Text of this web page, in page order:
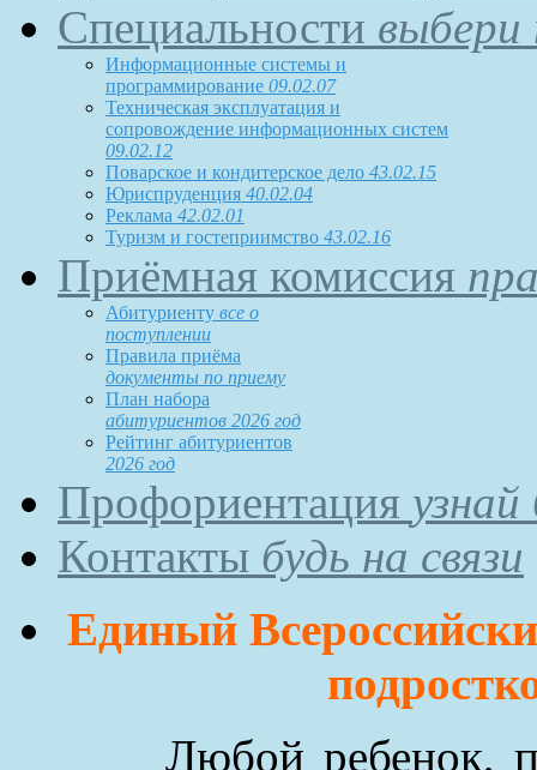
Специальности выбери
Информационные системы и
программирование 09.02.07
Техническая эксплуатация и
сопровождение информационных систем
09.02.12
Поварское и кондитерское дело 43.02.15
Юриспруденция 40.02.04
Реклама 42.02.01
Туризм и гостеприимство 43.02.16
Приёмная комиссия
Абитуриенту все о
поступлении
Правила приёма
документы по приему
План набора
абитуриентов 2026 год
Рейтинг абитуриентов
2026 год
Профориентация
Контакты будь на связи
Единый
Любой ребенок,